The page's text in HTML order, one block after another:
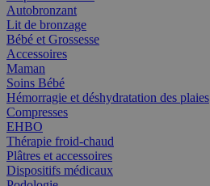
Autobronzant
Lit de bronzage
Bébé et Grossesse
Accessoires
Maman
Soins Bébé
Hémorragie et déshydratation des plaies
Compresses
EHBO
Thérapie froid-chaud
Plâtres et accessoires
Dispositifs médicaux